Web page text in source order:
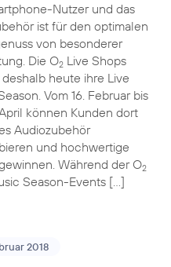
Nutzer und das
ist für den optimalen
von besonderer
Die O2Live Shops
heute ihre Live
Vom 16. Februar bis
können Kunden dort
Audiozubehör
und hochwertige
Während der O2
Season-Events […]
2018